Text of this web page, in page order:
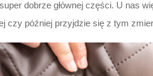
dobrze głównej części. U nas
czy później przyjdzie się z tym